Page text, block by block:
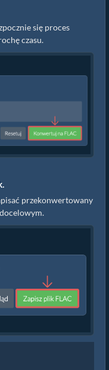
się proces
czasu.
przekonwertowany